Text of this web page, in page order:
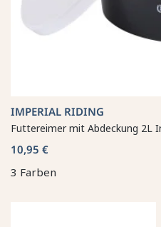
IMPERIAL RIDING
Futtereimer mit Abdeckung 2L
10,95 €
3 Farben